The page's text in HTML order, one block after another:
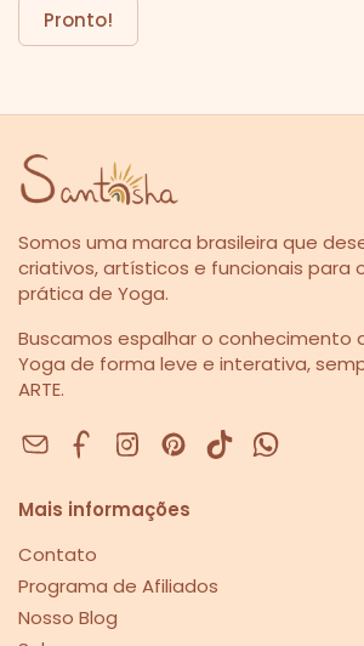
Pronto!
Somos uma marca brasileira que
criativos, artísticos e funcionais para
prática de Yoga.
Buscamos espalhar o conhecimento
Yoga de forma leve e interativa,
ARTE.
Facebook
Instagram
Pinterest
Mais informações
Contato
Programa de Afiliados
Nosso Blog